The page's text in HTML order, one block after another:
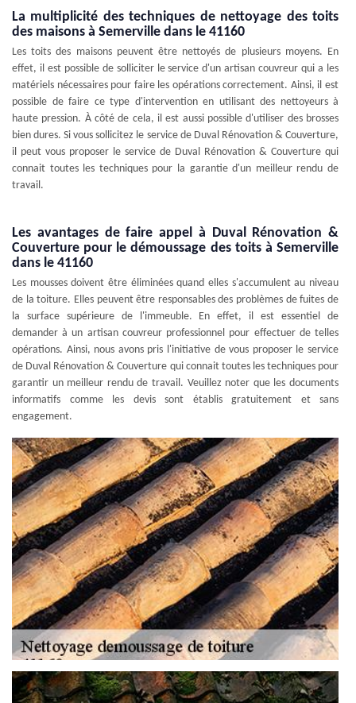
La multiplicité des techniques de nettoyage des toits
des maisons à Semerville dans le 41160
Les toits des maisons peuvent être nettoyés de plusieurs moyens. En
effet, il est possible de solliciter le service d'un artisan couvreur qui a les
matériels nécessaires pour faire les opérations correctement. Ainsi, il est
possible de faire ce type d'intervention en utilisant des nettoyeurs à
haute pression. À côté de cela, il est aussi possible d'utiliser des brosses
bien dures. Si vous sollicitez le service de Duval Rénovation & Couverture,
il peut vous proposer le service de Duval Rénovation & Couverture qui
connait toutes les techniques pour la garantie d'un meilleur rendu de
travail.
Les avantages de faire appel à Duval Rénovation &
Couverture pour le démoussage des toits à Semerville
dans le 41160
Les mousses doivent être éliminées quand elles s'accumulent au niveau
de la toiture. Elles peuvent être responsables des problèmes de fuites de
la surface supérieure de l'immeuble. En effet, il est essentiel de
demander à un artisan couvreur professionnel pour effectuer de telles
opérations. Ainsi, nous avons pris l'initiative de vous proposer le service
de Duval Rénovation & Couverture qui connait toutes les techniques pour
garantir un meilleur rendu de travail. Veuillez noter que les documents
informatifs comme les devis sont établis gratuitement et sans
engagement.